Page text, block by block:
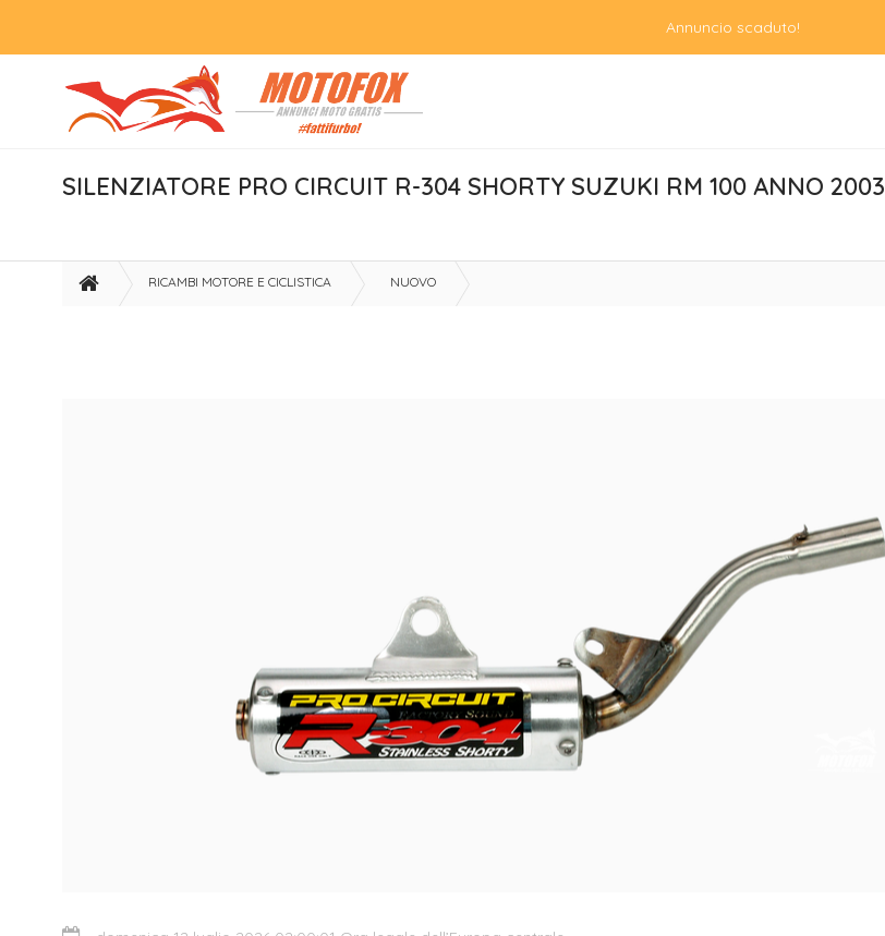
Annuncio scaduto!
SILENZIATORE PRO CIRCUIT R-304 SHORTY SUZUKI RM 100 ANNO 2003
RICAMBI MOTORE E CICLISTICA NUOVO